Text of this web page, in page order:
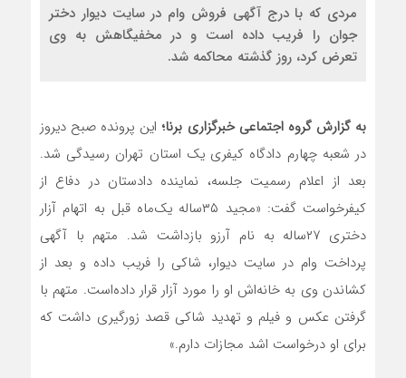
مردی که با درج آگهی فروش وام در سایت دیوار دختر
جوان را فریب داده است و در مخفیگاهش به وی
تعرض کرد، روز گذشته محاکمه شد.
به گزارش گروه اجتماعی خبرگزاری برنا؛ این پرونده صبح دیروز
در شعبه چهارم دادگاه کیفری یک استان تهران رسیدگی شد.
بعد از اعلام رسمیت جلسه، نماینده دادستان در دفاع از
کیفرخواست گفت: «مجید ۳۵‌ساله یک‌ماه قبل به اتهام آزار
دختری ۲۷‌ساله به نام آرزو بازداشت شد. متهم با آگهی
پرداخت وام در سایت دیوار، شاکی را فریب داده و بعد از
کشاندن وی به خانه‌اش او را مورد آزار قرار داده‌است. متهم با
گرفتن عکس و فیلم و تهدید شاکی قصد زورگیری داشت که
برای او درخواست اشد مجازات دارم.»